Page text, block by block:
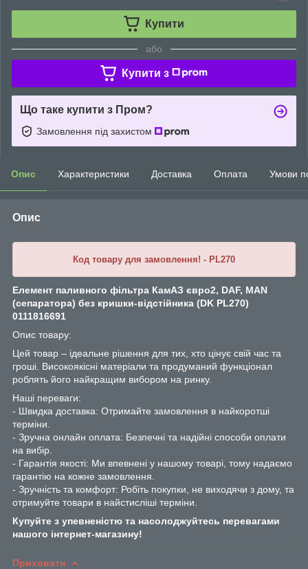
Купити
або
Купити з
Що таке купити з Пром?
Замовлення під захистом
Опис Характеристики Доставка Оплата Умови
Опис
Код товару для замовлення! - PL270
Елемент паливного фільтра КамАЗ євро2, DAF, MAN
(сепаратора) без кришки-відстійника (DK PL270)
0111816691
Опис товару:
Цей товар – ідеальне рішення для тих, хто цінує свій час та
гроші. Високоякісні матеріали та продуманий функціонал
роблять його найкращим вибором на ринку.
Наші переваги:
- Швидка доставка: Отримайте замовлення в найкоротші
терміни.
- Зручна онлайн оплата: Безпечні та надійні способи оплати
на вибір.
- Гарантія якості: Ми впевнені у нашому товарі, тому надаємо
гарантію на кожне замовлення.
- Зручність та комфорт: Робіть покупки, не виходячи з дому, та
отримуйте товари в найстисліші терміни.
Купуйте з упевненістю та насолоджуйтесь перевагами
нашого інтернет-магазину!
Приховати